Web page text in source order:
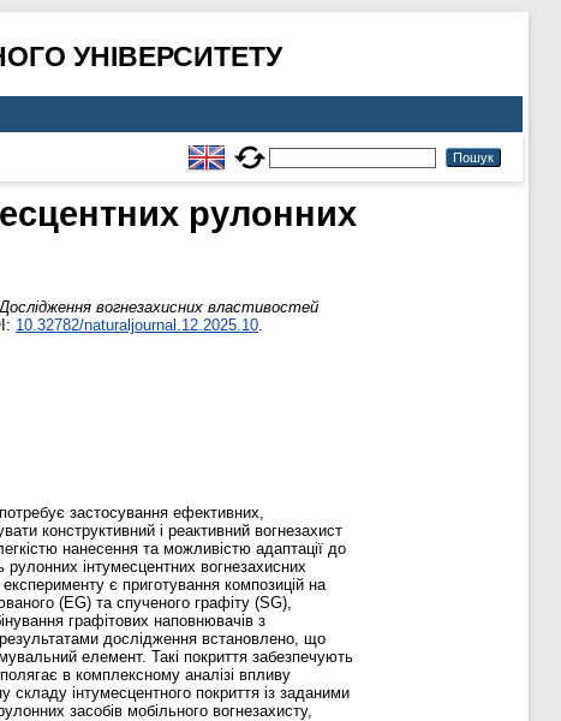
УНІВЕРСИТЕТУ
рулонних
Дослідження вогнезахисних властивостей
10.32782/naturaljournal.12.2025.10.
застосування ефективних,
конструктивний і реактивний вогнезахист
нанесення та можливістю адаптації до
інтумесцентних вогнезахисних
є приготування композицій на
(EG) та спученого графіту (SG),
графітових наповнювачів з
дослідження встановлено, що
елемент. Такі покриття забезпечують
в комплексному аналізі впливу
складу інтумесцентного покриття із заданими
засобів мобільного вогнезахисту,